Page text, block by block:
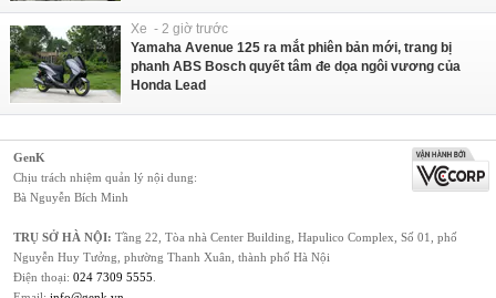
Xe - 2 giờ trước
Yamaha Avenue 125 ra mắt phiên bản mới, trang bị
phanh ABS Bosch quyết tâm đe dọa ngôi vương của
Honda Lead
GenK
Chịu trách nhiệm quản lý nội dung:
Bà Nguyễn Bích Minh
TRỤ SỞ HÀ NỘI: Tầng 22, Tòa nhà Center Building, Hapulico Complex, Số 01, phố
Nguyễn Huy Tưởng, phường Thanh Xuân, thành phố Hà Nội
Điện thoại: 024 7309 5555